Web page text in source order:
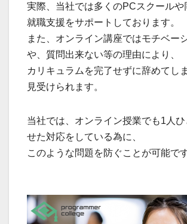
実際、当社では多くのPCスクールや
就職支援をサポートしております。
また、オンライン講座ではモチベー
や、質問出来ない等の理由により、
カリキュラムを完了せずに辞めてし
見受けられます。
当社では、オンライン授業でも1人
せた対応をしている為に、
このような問題を防ぐことが可能です